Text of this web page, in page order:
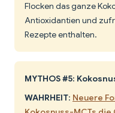
Flocken das ganze
Antioxidantien und
Rezepte enthalten.
MYTHOS #5:
WAHRHEIT: Neuere